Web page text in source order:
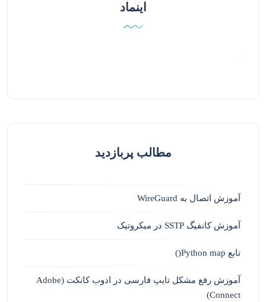
اینماد
مطالب پربازدید
آموزش اتصال به WireGuard
آموزش کانفیگ SSTP در میکروتیک
تابع Python map()
آموزش رفع مشکل تایپ فارسی در ادوب کانکت (Adobe
Connect)